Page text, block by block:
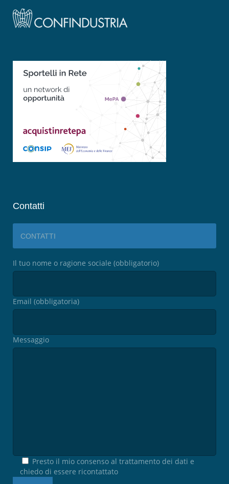
Contatti
CONTATTI
Il tuo nome o ragione sociale (obbligatorio)
Email (obbligatoria)
Messaggio
Presto il mio consenso al trattamento dei dati e
chiedo di essere ricontattato